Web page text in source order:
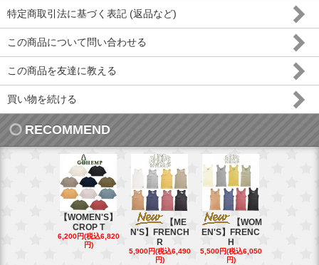
特定商取引法に基づく表記 (返品など)
この商品について問い合わせる
この商品を友達に教える
買い物を続ける
RECOMMEND
【WOMEN'S】
CROP T
6,200円(税込6,820
円)
【ME
N'S】FRENCH
R
5,900円(税込6,490
円)
【WOM
EN'S】FRENC
H
5,500円(税込6,050
円)